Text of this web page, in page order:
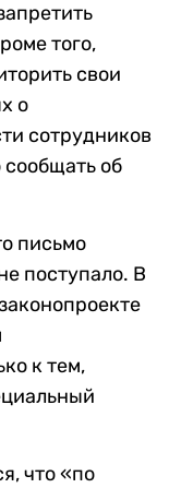
того,
свои
о
сотрудников
об
письмо
поступало. В
к тем,
что «по